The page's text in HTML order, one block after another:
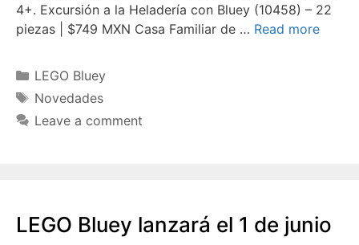
4+. Excursión a la Heladería con Bluey (10458) – 22
piezas | $749 MXN Casa Familiar de … Read more
Categories
LEGO Bluey
Tags
Novedades
Leave a comment
LEGO Bluey lanzará el 1 de junio